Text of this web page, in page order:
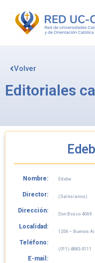
contenido
Volver
Editoriales
Nombre:
Director:
Dirección:
Localidad:
Teléfono:
E-mail:
Edebe
(Salesianos)
Don Bosco 4069
1206 – Buenos
(011) 4883-0111